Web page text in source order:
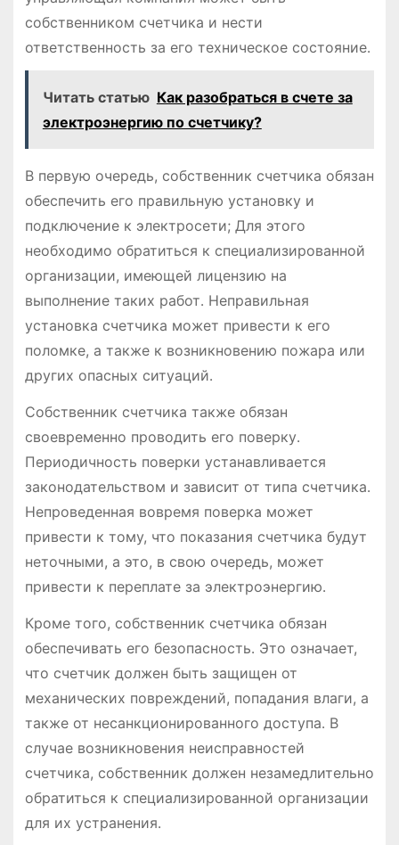
собственником счетчика и нести
ответственность за его техническое состояние․
Читать статью Как разобраться в счете за
электроэнергию по счетчику?
В первую очередь, собственник счетчика обязан
обеспечить его правильную установку и
подключение к электросети; Для этого
необходимо обратиться к специализированной
организации, имеющей лицензию на
выполнение таких работ․ Неправильная
установка счетчика может привести к его
поломке, а также к возникновению пожара или
других опасных ситуаций․
Собственник счетчика также обязан
своевременно проводить его поверку․
Периодичность поверки устанавливается
законодательством и зависит от типа счетчика․
Непроведенная вовремя поверка может
привести к тому, что показания счетчика будут
неточными, а это, в свою очередь, может
привести к переплате за электроэнергию․
Кроме того, собственник счетчика обязан
обеспечивать его безопасность․ Это означает,
что счетчик должен быть защищен от
механических повреждений, попадания влаги, а
также от несанкционированного доступа․ В
случае возникновения неисправностей
счетчика, собственник должен незамедлительно
обратиться к специализированной организации
для их устранения․